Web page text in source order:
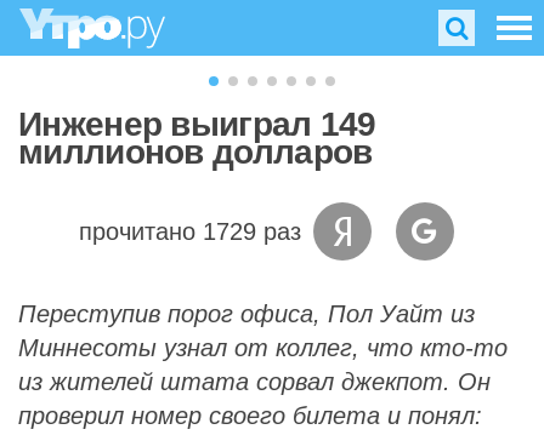
Инженер выиграл 149
миллионов долларов
прочитано 1729 раз
Переступив порог офиса, Пол Уайт из
Миннесоты узнал от коллег, что кто-то
из жителей штата сорвал джекпот. Он
проверил номер своего билета и понял: